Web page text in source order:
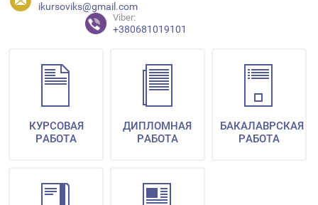
ikursoviks@gmail.com
Viber:
+380681019101
КУРСОВАЯ
РАБОТА
ДИПЛОМНАЯ
РАБОТА
БАКАЛАВРСКАЯ
РАБОТА